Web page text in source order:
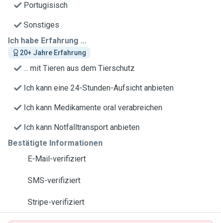
Portugisisch
Sonstiges
Ich habe Erfahrung ...
20+ Jahre Erfahrung
... mit Tieren aus dem Tierschutz
Ich kann eine 24-Stunden-Aufsicht anbieten
Ich kann Medikamente oral verabreichen
Ich kann Notfalltransport anbieten
Bestätigte Informationen
E-Mail-verifiziert
SMS-verifiziert
Stripe-verifiziert